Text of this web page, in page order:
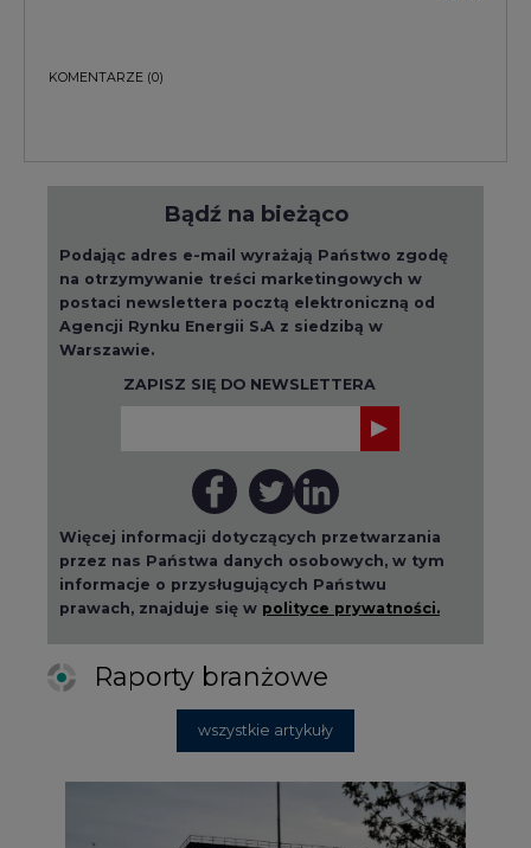
KOMENTARZE (0)
Bądź na bieżąco
Podając adres e-mail wyrażają Państwo zgodę
na otrzymywanie treści marketingowych w
postaci newslettera pocztą elektroniczną od
Agencji Rynku Energii S.A z siedzibą w
Warszawie.
ZAPISZ SIĘ DO NEWSLETTERA
Więcej informacji dotyczących przetwarzania
przez nas Państwa danych osobowych, w tym
informacje o przysługujących Państwu
prawach, znajduje się w polityce prywatności.
Raporty branżowe
wszystkie artykuły